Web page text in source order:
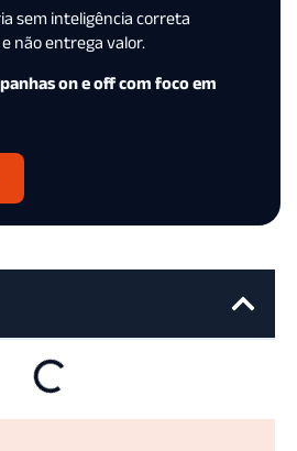
sem inteligência correta
não entrega valor.
on e off com foco em